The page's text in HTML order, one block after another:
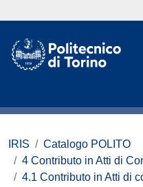
IRIS
Catalogo POLITO
4 Contributo in Atti di
4.1 Contributo in Atti di